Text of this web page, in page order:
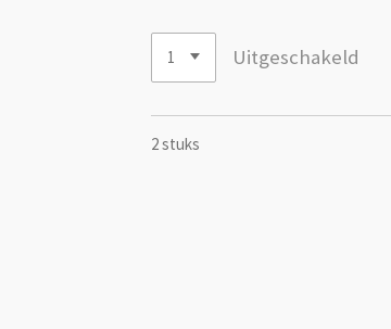
Uitgeschakeld
2 stuks